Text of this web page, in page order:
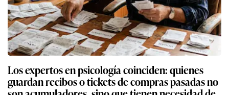
Los expertos en psicología coinciden: quienes
guardan recibos o tickets de compras pasadas no